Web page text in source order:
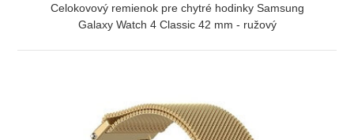
Celokovový remienok pre chytré hodinky Samsung
Galaxy Watch 4 Classic 42 mm - ružový